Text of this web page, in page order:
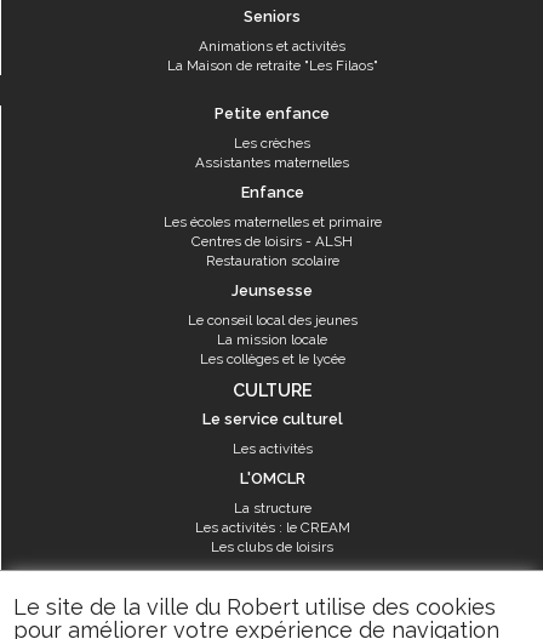
Le site de la ville du Robert utilise des cookies
pour améliorer votre expérience de navigation
Seniors
Animations et activités
La Maison de retraite "Les Filaos"
Petite enfance
Les crèches
Assistantes maternelles
Enfance
Les écoles maternelles et primaire
Centres de loisirs - ALSH
Restauration scolaire
Jeunsesse
Le conseil local des jeunes
La mission locale
Les collèges et le lycée
CULTURE
Le service culturel
Les activités
L'OMCLR
La structure
Les activités : le CREAM
Les clubs de loisirs
SPORT
Les équipements sportifs